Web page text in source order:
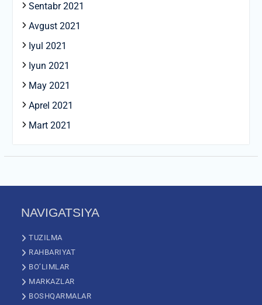
Sentabr 2021
Avgust 2021
Iyul 2021
Iyun 2021
May 2021
Aprel 2021
Mart 2021
NAVIGATSIYA
TUZILMA
RAHBARIYAT
BO’LIMLAR
MARKAZLAR
BOSHQARMALAR